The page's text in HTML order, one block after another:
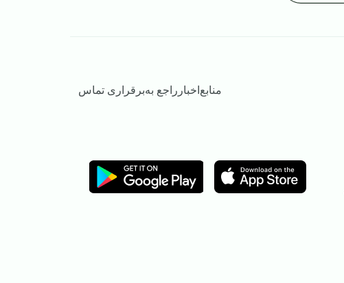
منابعاخبار راجع بهبرقراری تماس
Image